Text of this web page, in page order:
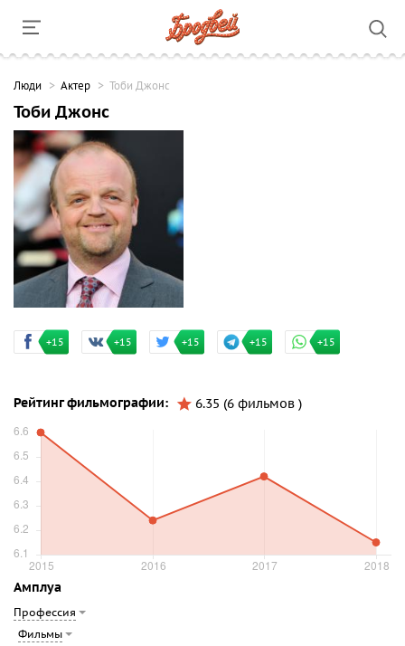
Люди Актер Тоби Джонс
Тоби Джонс
+15 +15 +15 +15 +15
Рейтинг фильмографии: 6.35 (6 фильмов )
Амплуа
Профессия
Фильмы